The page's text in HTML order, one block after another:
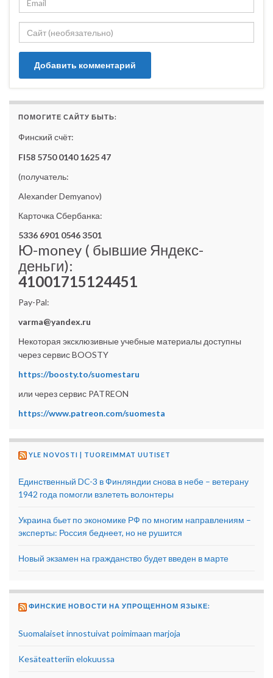
ПОМОГИТЕ САЙТУ БЫТЬ:
Финский счёт:
FI58 5750 0140 1625 47
(получатель:
Alexander Demyanov)
Карточка Сбербанка:
5336 6901 0546 3501
Ю-money ( бывшие Яндекс-
деньги):
41001715124451
Pay-Pal:
varma@yandex.ru
Некоторая эксклюзивные учебные материалы доступны
через сервис BOOSTY
https://boosty.to/suomestaru
или через сервис PATREON
https://www.patreon.com/suomesta
YLE NOVOSTI | TUOREIMMAT UUTISET
Единственный DC-3 в Финляндии снова в небе – ветерану
1942 года помогли взлететь волонтеры
Украина бьет по экономике РФ по многим направлениям –
эксперты: Россия беднеет, но не рушится
Новый экзамен на гражданство будет введен в марте
ФИНСКИЕ НОВОСТИ НА УПРОЩЕННОМ ЯЗЫКЕ:
Suomalaiset innostuivat poimimaan marjoja
Kesäteatteriin elokuussa